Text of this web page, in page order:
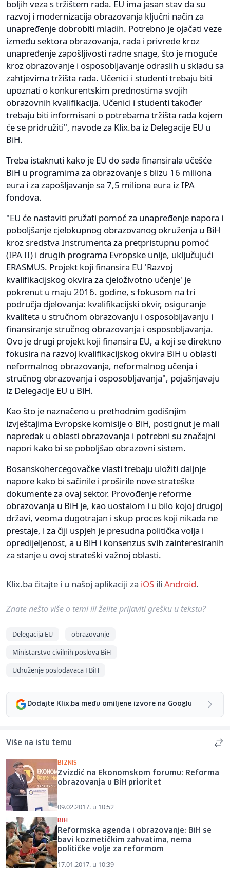
boljih veza s tržištem rada. EU ima jasan stav da su
razvoj i modernizacija obrazovanja ključni način za
unapređenje dobrobiti mladih. Potrebno je ojačati veze
između sektora obrazovanja, rada i privrede kroz
unapređenje zapošljivosti radne snage, što je moguće
kroz obrazovanje i osposobljavanje odraslih u skladu sa
zahtjevima tržišta rada. Učenici i studenti trebaju biti
upoznati o konkurentskim prednostima svojih
obrazovnih kvalifikacija. Učenici i studenti također
trebaju biti informisani o potrebama tržišta rada kojem
će se pridružiti", navode za Klix.ba iz Delegacije EU u
BiH.
Treba istaknuti kako je EU do sada finansirala učešće
BiH u programima za obrazovanje s blizu 16 miliona
eura i za zapošljavanje sa 7,5 miliona eura iz IPA
fondova.
"EU će nastaviti pružati pomoć za unapređenje napora i
poboljšanje cjelokupnog obrazovanog okruženja u BiH
kroz sredstva Instrumenta za pretpristupnu pomoć
(IPA II) i drugih programa Evropske unije, uključujući
ERASMUS. Projekt koji finansira EU 'Razvoj
kvalifikacijskog okvira za cjeloživotno učenje' je
pokrenut u maju 2016. godine, s fokusom na tri
područja djelovanja: kvalifikacijski okvir, osiguranje
kvaliteta u stručnom obrazovanju i osposobljavanju i
finansiranje stručnog obrazovanja i osposobljavanja.
Ovo je drugi projekt koji finansira EU, a koji se direktno
fokusira na razvoj kvalifikacijskog okvira BiH u oblasti
neformalnog obrazovanja, neformalnog učenja i
stručnog obrazovanja i osposobljavanja", pojašnjavaju
iz Delegacije EU u BiH.
Kao što je naznačeno u prethodnim godišnjim
izvještajima Evropske komisije o BiH, postignut je mali
napredak u oblasti obrazovanja i potrebni su značajni
napori kako bi se poboljšao obrazovni sistem.
Bosanskohercegovačke vlasti trebaju uložiti daljnje
napore kako bi sačinile i proširile nove strateške
dokumente za ovaj sektor. Provođenje reforme
obrazovanja u BiH je, kao uostalom i u bilo kojoj drugoj
državi, veoma dugotrajan i skup proces koji nikada ne
prestaje, i za čiji uspjeh je presudna politička volja i
opredijeljenost, a u BiH i konsenzus svih zainteresiranih
za stanje u ovoj strateški važnoj oblasti.
Klix.ba čitajte i u našoj aplikaciji za iOS ili Android.
Znate nešto više o temi ili želite prijaviti grešku u tekstu?
Delegacija EU
obrazovanje
Ministarstvo civilnih poslova BiH
Udruženje poslodavaca FBiH
Dodajte Klix.ba među omiljene izvore na Googlu
Više na istu temu
BIZNIS
Zvizdić na Ekonomskom forumu: Reforma
obrazovanja u BiH prioritet
09.02.2017. u 10:52
BIH
Reformska agenda i obrazovanje: BiH se
bavi kozmetičkim zahvatima, nema
političke volje za reformom
17.01.2017. u 10:39